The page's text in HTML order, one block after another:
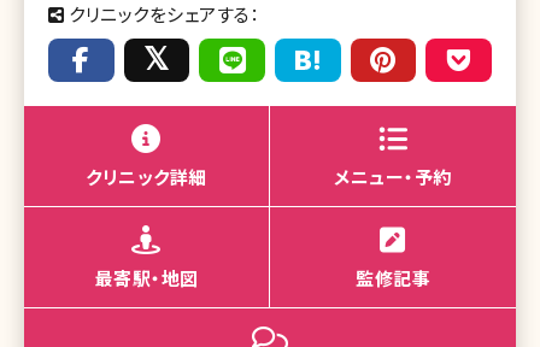
クリニックをシェアする：
クリニック詳細 メニュー・予約
最寄駅・地図 監修記事